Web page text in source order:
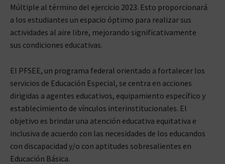
Múltiple al término del ejercicio 2023. Esto proporcionará
a los estudiantes un espacio óptimo para realizar sus
actividades al aire libre, mejorando significativamente
sus condiciones educativas.
El PFSEE, un programa federal orientado a fortalecer los
servicios de Educación Especial, se centra en acciones
dirigidas a agentes educativos, equipamiento específico y
establecimiento de vínculos interinstitucionales. El
objetivo es brindar una atención educativa equitativa e
inclusiva de acuerdo con las necesidades de los educandos
con discapacidad y/o con aptitudes sobresalientes en
Educación Básica.